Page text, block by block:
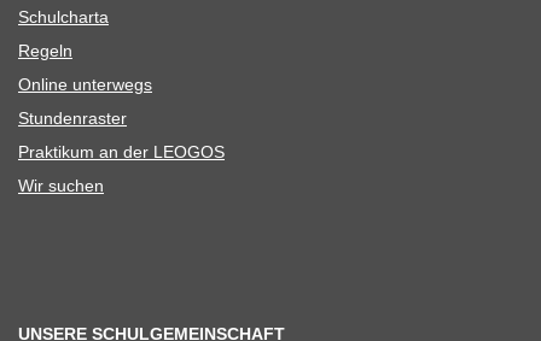
Schul­charta
Regeln
Online unter­wegs
Stun­den­ras­ter
Prak­ti­kum an der LEOGOS
Wir suchen
UNSERE SCHULGEMEINSCHAFT